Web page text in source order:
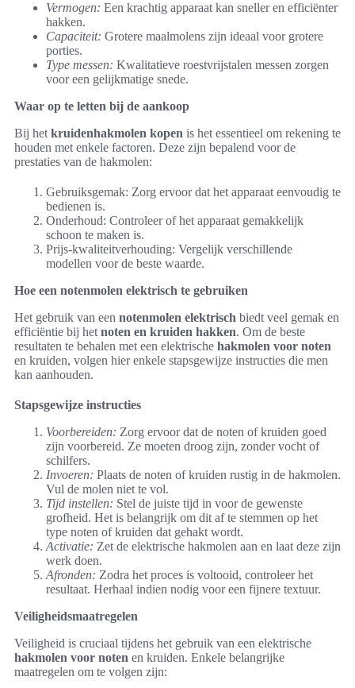
Vermogen: Een krachtig apparaat kan sneller en efficiënter
hakken.
Capaciteit: Grotere maalmolens zijn ideaal voor grotere
porties.
Type messen: Kwalitatieve roestvrijstalen messen zorgen
voor een gelijkmatige snede.
Waar op te letten bij de aankoop
Bij het kruidenhakmolen kopen is het essentieel om rekening te
houden met enkele factoren. Deze zijn bepalend voor de
prestaties van de hakmolen:
Gebruiksgemak: Zorg ervoor dat het apparaat eenvoudig te
bedienen is.
Onderhoud: Controleer of het apparaat gemakkelijk
schoon te maken is.
Prijs-kwaliteitverhouding: Vergelijk verschillende
modellen voor de beste waarde.
Hoe een notenmolen elektrisch te gebruiken
Het gebruik van een notenmolen elektrisch biedt veel gemak en
efficiëntie bij het noten en kruiden hakken. Om de beste
resultaten te behalen met een elektrische hakmolen voor noten
en kruiden, volgen hier enkele stapsgewijze instructies die men
kan aanhouden.
Stapsgewijze instructies
Voorbereiden: Zorg ervoor dat de noten of kruiden goed
zijn voorbereid. Ze moeten droog zijn, zonder vocht of
schilfers.
Invoeren: Plaats de noten of kruiden rustig in de hakmolen.
Vul de molen niet te vol.
Tijd instellen: Stel de juiste tijd in voor de gewenste
grofheid. Het is belangrijk om dit af te stemmen op het
type noten of kruiden dat gehakt wordt.
Activatie: Zet de elektrische hakmolen aan en laat deze zijn
werk doen.
Afronden: Zodra het proces is voltooid, controleer het
resultaat. Herhaal indien nodig voor een fijnere textuur.
Veiligheidsmaatregelen
Veiligheid is cruciaal tijdens het gebruik van een elektrische
hakmolen voor noten en kruiden. Enkele belangrijke
maatregelen om te volgen zijn: